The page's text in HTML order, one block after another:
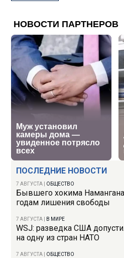
ПОСЛЕДНИЕ НОВОСТИ
7 АВГУСТА ОБЩЕСТВО
Бывшего хокима
годам лишения свободы
7 АВГУСТА В МИРЕ
WSJ: разведка США
на одну из стран НАТО
7 АВГУСТА ОБЩЕСТВО